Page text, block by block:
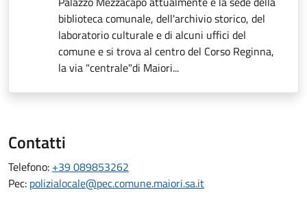
biblioteca comunale, dell'archivio storico, del
laboratorio culturale e di alcuni uffici del
comune e si trova al centro del Corso Reginna,
la via "centrale"di Maiori...
Contatti
Telefono: +39 089853262
Pec: polizialocale@pec.comune.maiori.sa.it